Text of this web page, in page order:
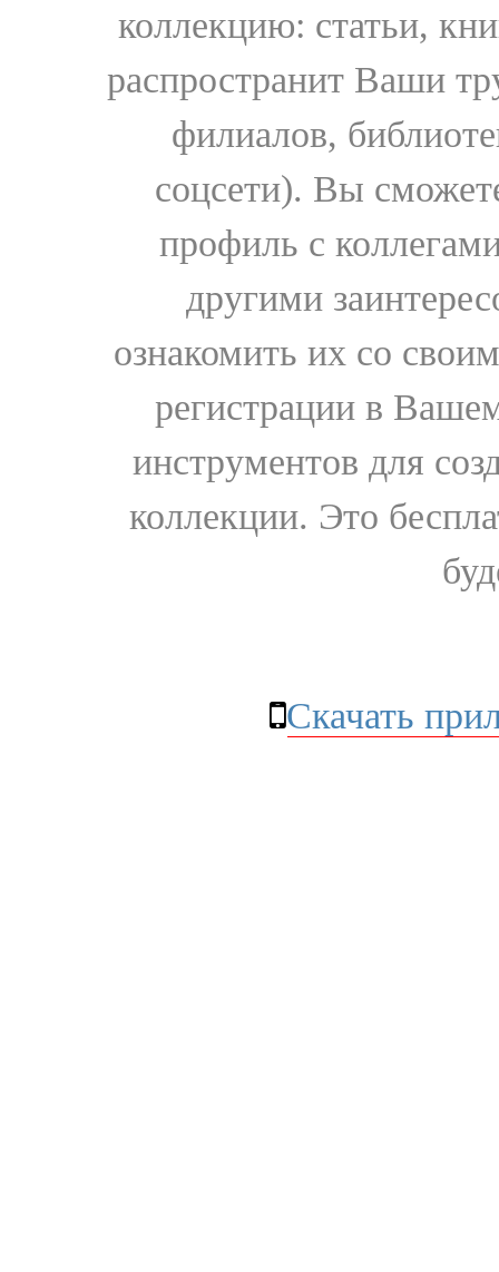
коллекцию: статьи,
распространит Ваши
филиалов,
соцсети). Вы
профиль с
другими
ознакомить их со
регистрации в
инструментов для
коллекции. Это
Скачать